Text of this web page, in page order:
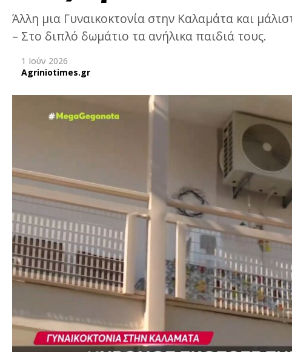
Άλλη μια Γυναικοκτονία στην Καλαμάτα και
– Στο διπλό δωμάτιο τα ανήλικα παιδιά τους.
1 Ιούν 2026
Agriniotimes.gr